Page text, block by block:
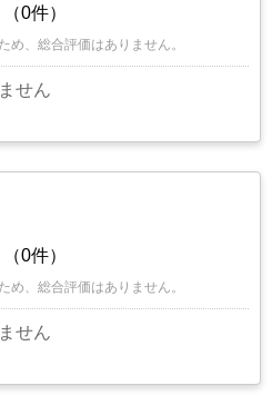
0件）
、総合評価はありません。
せん
0件）
、総合評価はありません。
せん